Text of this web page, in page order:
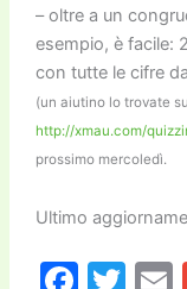
– oltre a un
esempio, è facile:
con tutte le cifre
(un aiutino lo trovate
http://xmau.com/
prossimo mercoledì.
Ultimo